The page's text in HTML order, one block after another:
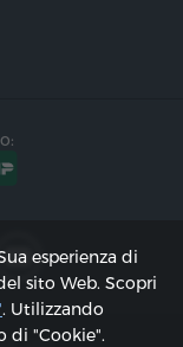
esperienza di
sito Web. Scopri
. Utilizzando
di "Cookie".